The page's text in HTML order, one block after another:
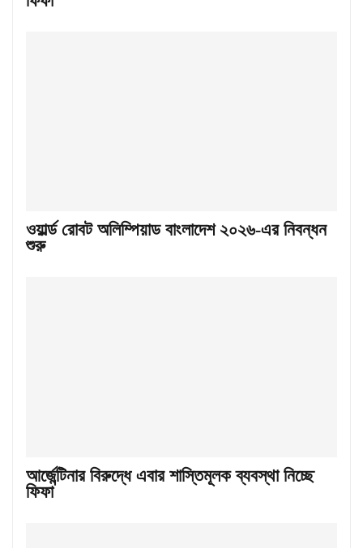
ওয়ার্ল্ড রোবট অলিম্পিয়াড বাংলাদেশ ২০২৬-এর নিবন্ধন
শুরু
আর্জেন্টিনার বিরুদ্ধে এবার শাস্তিমূলক ব্যবস্থা নিচ্ছে
ফিফা